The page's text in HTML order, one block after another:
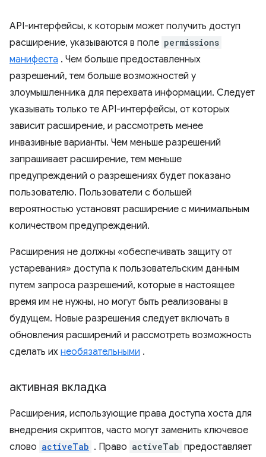
API-интерфейсы, к которым может получить доступ
расширение, указываются в поле permissions
манифеста . Чем больше предоставленных
разрешений, тем больше возможностей у
злоумышленника для перехвата информации. Следует
указывать только те API-интерфейсы, от которых
зависит расширение, и рассмотреть менее
инвазивные варианты. Чем меньше разрешений
запрашивает расширение, тем меньше
предупреждений о разрешениях будет показано
пользователю. Пользователи с большей
вероятностью установят расширение с минимальным
количеством предупреждений.
Расширения не должны «обеспечивать защиту от
устаревания» доступа к пользовательским данным
путем запроса разрешений, которые в настоящее
время им не нужны, но могут быть реализованы в
будущем. Новые разрешения следует включать в
обновления расширений и рассмотреть возможность
сделать их необязательными .
активная вкладка
Расширения, использующие права доступа хоста для
внедрения скриптов, часто могут заменить ключевое
слово activeTab . Право activeTab предоставляет